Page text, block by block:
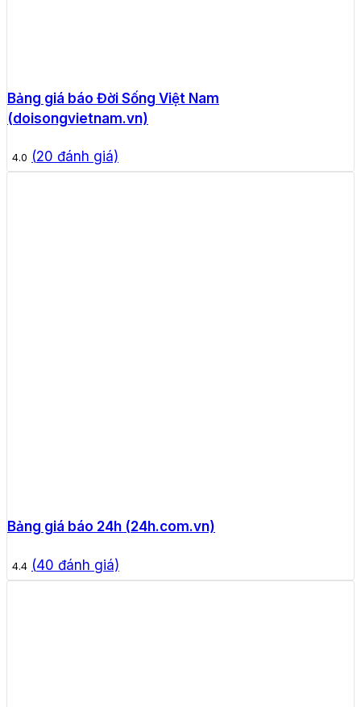
Bảng giá báo Đời Sống Việt Nam
(doisongvietnam.vn)
4.0 (20 đánh giá)
Bảng giá báo 24h (24h.com.vn)
4.4 (40 đánh giá)